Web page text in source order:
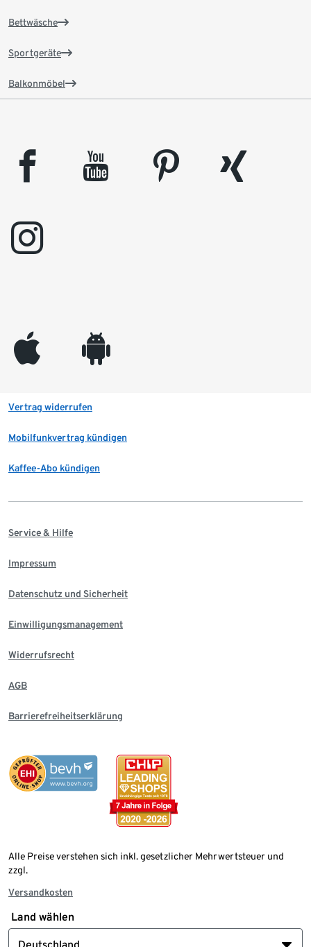
Bettwäsche
Sportgeräte
Balkonmöbel
facebook youtube pinterest
xing
instagram
appleinc android
Vertrag widerrufen
Mobilfunkvertrag kündigen
Kaffee-Abo kündigen
Service & Hilfe
Impressum
Datenschutz und Sicherheit
Einwilligungsmanagement
Widerrufsrecht
AGB
Barrierefreiheitserklärung
Alle Preise verstehen sich inkl. gesetzlicher Mehrwertsteuer und
zzgl.
Versandkosten
Land wählen